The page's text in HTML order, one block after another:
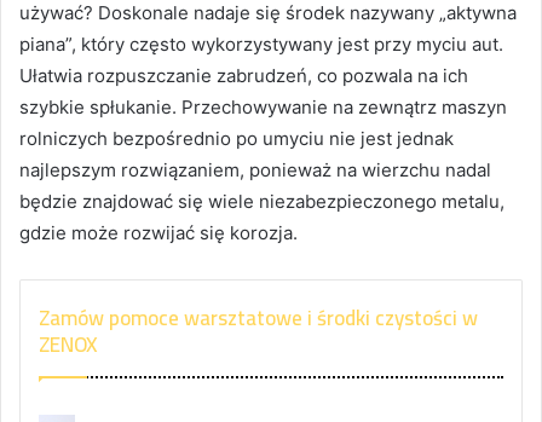
używać? Doskonale nadaje się środek nazywany „aktywna
piana”, który często wykorzystywany jest przy myciu aut.
Ułatwia rozpuszczanie zabrudzeń, co pozwala na ich
szybkie spłukanie. Przechowywanie na zewnątrz maszyn
rolniczych bezpośrednio po umyciu nie jest jednak
najlepszym rozwiązaniem, ponieważ na wierzchu nadal
będzie znajdować się wiele niezabezpieczonego metalu,
gdzie może rozwijać się korozja.
Zamów pomoce warsztatowe i środki czystości w
ZENOX